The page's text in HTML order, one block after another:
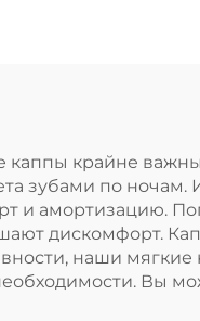
ММА, бокса
каппы крайне
зубами по ночам.
и амортизацию.
дискомфорт.
наши
Вы